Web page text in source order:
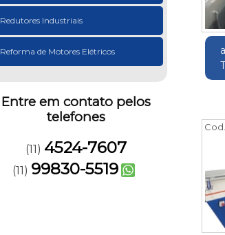
Redutores Industriais
Reforma de Motores Elétricos
Entre em contato pelos
telefones
(11) 4524-7607
(11) 99830-5519